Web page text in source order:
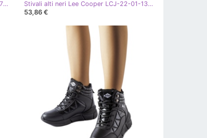
Lavoratori bianchi Lee Cooper LCJ-21-47-0666LB bianco
Stivali alti neri Lee Cooper LCJ-22-01-1374L nero
53,86 €